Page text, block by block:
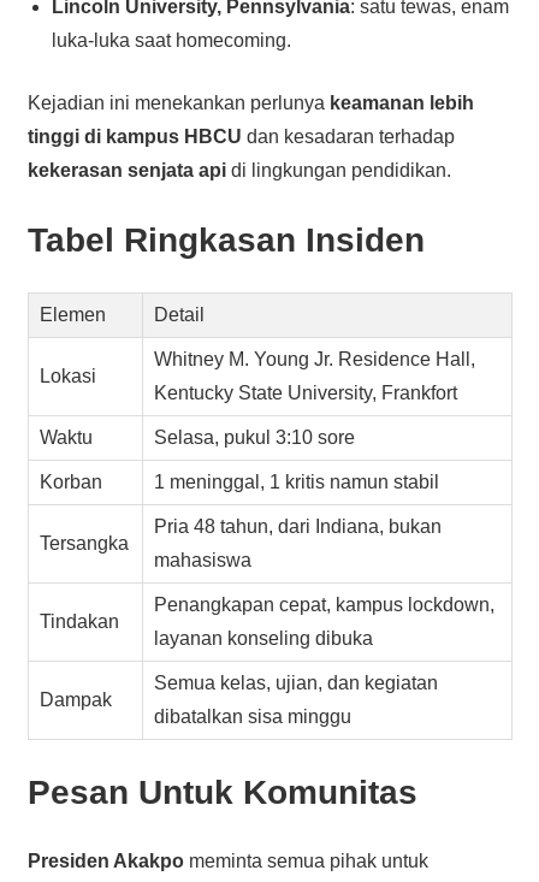
Lincoln University, Pennsylvania: satu tewas, enam
luka-luka saat homecoming.
Kejadian ini menekankan perlunya keamanan lebih
tinggi di kampus HBCU dan kesadaran terhadap
kekerasan senjata apidi lingkungan pendidikan.
Tabel Ringkasan Insiden
Elemen Detail
Lokasi
Whitney M. Young Jr. Residence Hall,
Kentucky State University, Frankfort
Waktu Selasa, pukul 3:10 sore
Korban 1 meninggal, 1 kritis namun stabil
Tersangka
Pria 48 tahun, dari Indiana, bukan
mahasiswa
Tindakan
Penangkapan cepat, kampus lockdown,
layanan konseling dibuka
Dampak
Semua kelas, ujian, dan kegiatan
dibatalkan sisa minggu
Pesan Untuk Komunitas
Presiden Akakpomeminta semua pihak untuk